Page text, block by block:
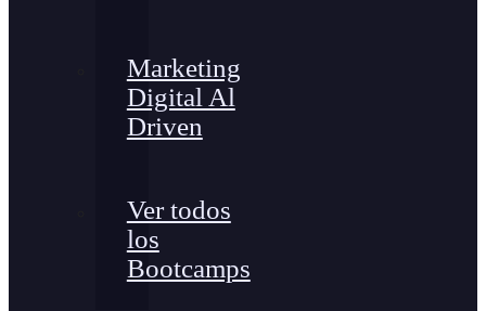
Marketing
Digital Al
Driven
Ver todos
los
Bootcamps